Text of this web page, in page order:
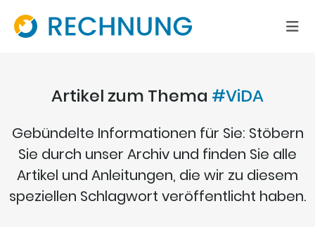
Artikel zum Thema #ViDA
Gebündelte Informationen für Sie: Stöbern
Sie durch unser Archiv und finden Sie alle
Artikel und Anleitungen, die wir zu diesem
speziellen Schlagwort veröffentlicht haben.